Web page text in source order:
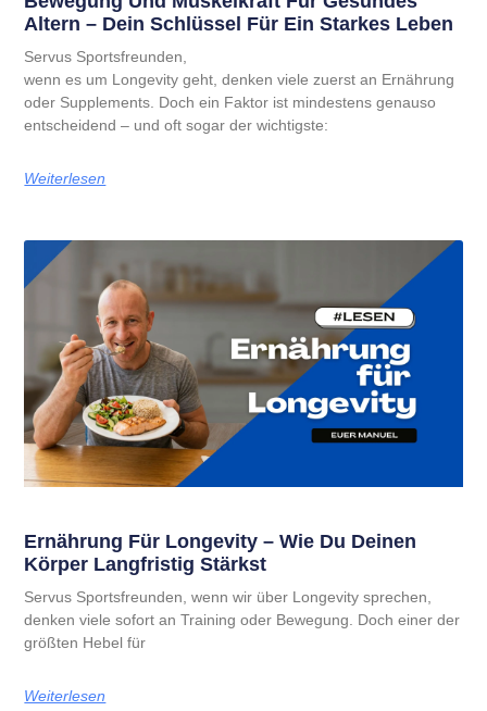
Altern – Dein Schlüssel Für Ein Starkes Leben
Servus Sportsfreunden,
wenn es um Longevity geht, denken viele zuerst an Ernährung
oder Supplements. Doch ein Faktor ist mindestens genauso
entscheidend – und oft sogar der wichtigste:
Weiterlesen
Ernährung Für Longevity – Wie Du Deinen
Körper Langfristig Stärkst
Servus Sportsfreunden, wenn wir über Longevity sprechen,
denken viele sofort an Training oder Bewegung. Doch einer der
größten Hebel für
Weiterlesen